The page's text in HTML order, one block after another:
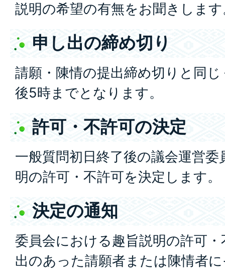
説明の希望の有無をお聞きしま
申し出の締め切り
請願・陳情の提出締め切りと同
後5時までとなります。
許可・不許可の決定
一般質問初日終了後の議会運営
明の許可・不許可を決定します。
決定の通知
委員会における趣旨説明の許可
出のあった請願者または陳情者